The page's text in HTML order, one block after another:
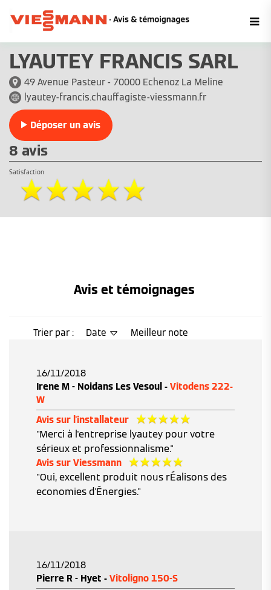
LYAUTEY FRANCIS SARL
49 Avenue Pasteur - 70000 Echenoz La Meline
lyautey-francis.chauffagiste-viessmann.fr
Déposer un avis
8 avis
Satisfaction
Avis et témoignages
Trier par : Date Meilleur note
16/11/2018
Irene M - Noidans Les Vesoul - Vitodens 222-
W
Avis sur l'installateur
"Merci à l'entreprise lyautey pour votre
sérieux et professionnalisme."
Avis sur Viessmann
"Oui, excellent produit nous rÉalisons des
economies d'Énergies."
16/11/2018
Pierre R - Hyet - Vitoligno 150-S